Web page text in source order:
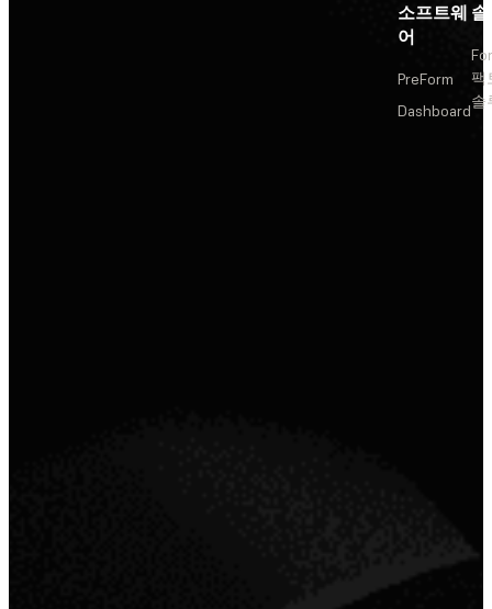
소프트웨
어
PreForm
Dashboard
팩
솔